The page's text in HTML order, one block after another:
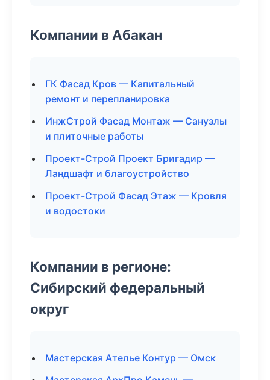
Компании в Абакан
ГК Фасад Кров — Капитальный
ремонт и перепланировка
ИнжСтрой Фасад Монтаж — Санузлы
и плиточные работы
Проект-Строй Проект Бригадир —
Ландшафт и благоустройство
Проект-Строй Фасад Этаж — Кровля
и водостоки
Компании в регионе:
Сибирский федеральный
округ
Мастерская Ателье Контур — Омск